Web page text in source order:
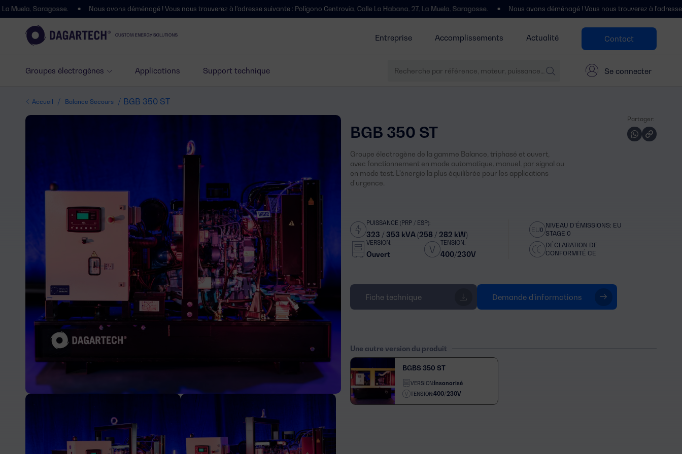
Entreprise Accomplissements Actualité Contact
Groupes électrogènes Applications Support technique Se connecter
Nous avons déménagé ! Vous nous trouverez à l'adresse suivante : Polígono Centrovía, Calle La Habana, 27, La Muela, Saragosse. Nous avons déménagé ! Vous nous trouverez à l'adresse suivante :
Accueil / Balance Secours / BGB 350 ST
Partager:
BGB 350 ST
Groupe électrogène de la gamme Balance, triphasé et ouvert,
avec fonctionnement en mode automatique, manuel, par signal ou
en mode test. L'énergie la plus équilibrée pour les applications
d'urgence.
PUISSANCE (PRP / ESP):
323 / 353 kVA (258 / 282 kW)
VERSION:
Ouvert
TENSION:
400/230V
NIVEAU D’ÉMISSIONS: EU
STAGE 0
DÉCLARATION DE
CONFORMITÉ CE
Fiche technique Demande d'informations
Une autre version du produit
BGBS 350 ST
VERSION:Insonorisé
TENSION:400/230V